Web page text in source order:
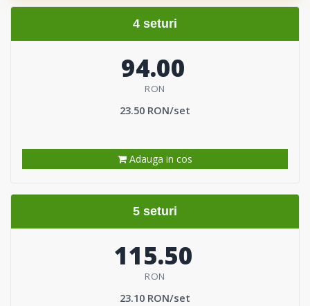
4 seturi
94.00
RON
23.50 RON/set
Adauga in cos
5 seturi
115.50
RON
23.10 RON/set